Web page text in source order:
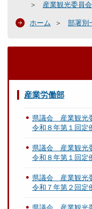
産業観光委員会
ホーム 部署別
産業労働部
県議会 産業観光
令和８年第１回
県議会 産業観光
令和８年第１回
県議会 産業観光
令和７年第２回